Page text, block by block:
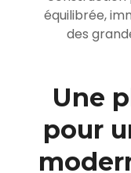
équilibrée,
des
Une
pour